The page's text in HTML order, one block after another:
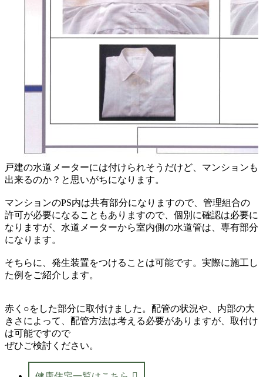
戸建の水道メーターには付けられそうだけど、マンションも
出来るのか？と思いがちになります。
マンションのPS内は共有部分になりますので、管理組合の
許可が必要になることもありますので、個別に確認は必要に
なりますが、水道メーターから室内側の水道管は、専有部分
になります。
そちらに、発生装置をつけることは可能です。実際に施工し
た例をご紹介します。
赤く○をした部分に取付けました。配管の状況や、内部の大
きさによって、配管方法は考える必要がありますが、取付け
は可能ですので
ぜひご検討ください。